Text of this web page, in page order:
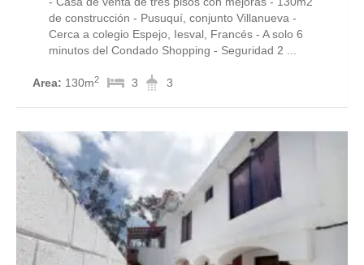
de construcción - Pusuquí, conjunto Villanueva -
Cerca a colegio Espejo, Iesval, Francés - A solo 6
minutos del Condado Shopping - Seguridad 2 ...
Area: 130m2 3 3